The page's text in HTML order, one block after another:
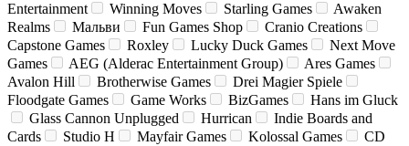
Entertainment
Winning Moves Starling Games
Awaken
Realms
Мальви Fun Games Shop
Cranio Creations
Capstone Games
Roxley Lucky Duck Games
Next Move
Games
AEG (Alderac Entertainment Group)
Ares Games
Avalon Hill
Brotherwise Games
Drei Magier Spiele
Floodgate Games
Game Works BizGames
Hans im Gluck
Glass Cannon Unplugged
Hurrican
Indie Boards and
Cards
Studio H Mayfair Games Kolossal Games
CD